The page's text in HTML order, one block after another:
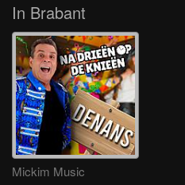
In Brabant
Mickim Music